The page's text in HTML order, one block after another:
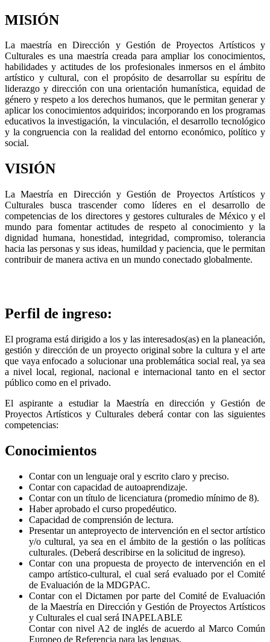
MISIÓN
La maestría en Dirección y Gestión de Proyectos Artísticos y
Culturales es una maestría creada para ampliar los conocimientos,
habilidades y actitudes de los profesionales inmersos en el ámbito
artístico y cultural, con el propósito de desarrollar su espíritu de
liderazgo y dirección con una orientación humanística, equidad de
género y respeto a los derechos humanos, que le permitan generar y
aplicar los conocimientos adquiridos; incorporando en los programas
educativos la investigación, la vinculación, el desarrollo tecnológico
y la congruencia con la realidad del entorno económico, político y
social.
VISIÓN
La Maestría en Dirección y Gestión de Proyectos Artísticos y
Culturales busca trascender como líderes en el desarrollo de
competencias de los directores y gestores culturales de México y el
mundo para fomentar actitudes de respeto al conocimiento y la
dignidad humana, honestidad, integridad, compromiso, tolerancia
hacia las personas y sus ideas, humildad y paciencia, que le permitan
contribuir de manera activa en un mundo conectado globalmente.
Perfil de ingreso:
El programa está dirigido a los y las interesados(as) en la planeación,
gestión y dirección de un proyecto original sobre la cultura y el arte
que vaya enfocado a solucionar una problemática social real, ya sea
a nivel local, regional, nacional e internacional tanto en el sector
público como en el privado.
El aspirante a estudiar la Maestría en dirección y Gestión de
Proyectos Artísticos y Culturales deberá contar con las siguientes
competencias:
Conocimientos
Contar con un lenguaje oral y escrito claro y preciso.
Contar con capacidad de autoaprendizaje.
Contar con un título de licenciatura (promedio mínimo de 8).
Haber aprobado el curso propedéutico.
Capacidad de comprensión de lectura.
Presentar un anteproyecto de intervención en el sector artístico
y/o cultural, ya sea en el ámbito de la gestión o las políticas
culturales. (Deberá describirse en la solicitud de ingreso).
Contar con una propuesta de proyecto de intervención en el
campo artístico-cultural, el cual será evaluado por el Comité
de Evaluación de la MDGPAC.
Contar con el Dictamen por parte del Comité de Evaluación
de la Maestría en Dirección y Gestión de Proyectos Artísticos
y Culturales el cual será INAPELABLE
Contar con nivel A2 de inglés de acuerdo al Marco Común
Europeo de Referencia para las lenguas.